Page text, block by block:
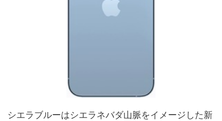
シエラブルーはシエラネバダ山脈をイメージした新